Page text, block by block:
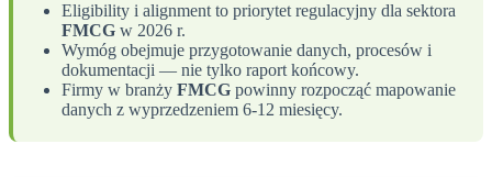
Eligibility i alignment to priorytet regulacyjny dla sektora
FMCG w 2026 r.
Wymóg obejmuje przygotowanie danych, procesów i
dokumentacji — nie tylko raport końcowy.
Firmy w branży FMCG powinny rozpocząć mapowanie
danych z wyprzedzeniem 6-12 miesięcy.